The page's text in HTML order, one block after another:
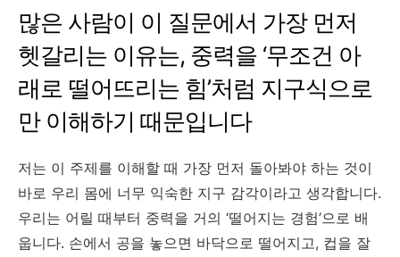
많은 사람이 이 질문에서 가장 먼저
헷갈리는 이유는, 중력을 ‘무조건 아
래로 떨어뜨리는 힘’처럼 지구식으로
만 이해하기 때문입니다
저는 이 주제를 이해할 때 가장 먼저 돌아봐야 하는 것이
바로 우리 몸에 너무 익숙한 지구 감각이라고 생각합니다.
우리는 어릴 때부터 중력을 거의 ‘떨어지는 경험’으로 배
웁니다. 손에서 공을 놓으면 바닥으로 떨어지고, 컵을 잘